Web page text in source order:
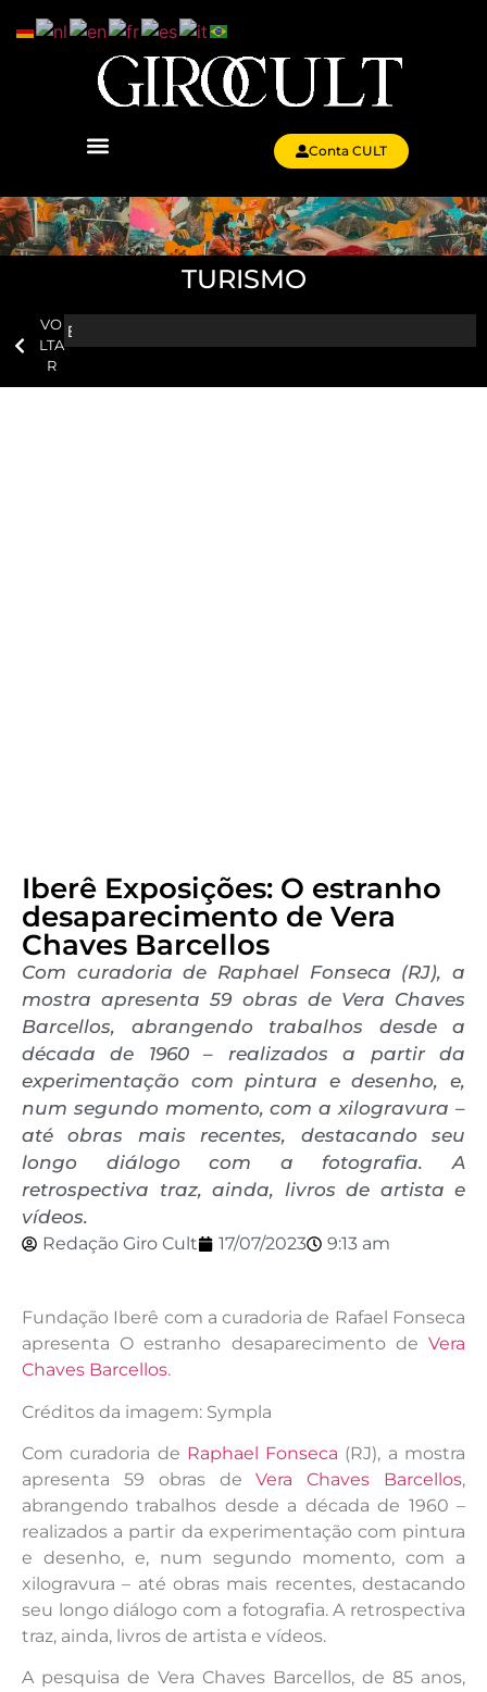
Conta CULT
TURISMO
VO
LTA
R
Iberê Exposições: O estranho
desaparecimento de Vera
Chaves Barcellos
Com curadoria de Raphael Fonseca (RJ), a
mostra apresenta 59 obras de Vera Chaves
Barcellos, abrangendo trabalhos desde a
década de 1960 – realizados a partir da
experimentação com pintura e desenho, e,
num segundo momento, com a xilogravura –
até obras mais recentes, destacando seu
longo diálogo com a fotografia. A
retrospectiva traz, ainda, livros de artista e
vídeos.
Redação Giro Cult 17/07/2023 9:13 am
Fundação Iberê com a curadoria de Rafael Fonseca
apresenta O estranho desaparecimento de Vera
Chaves Barcellos.
Créditos da imagem: Sympla
Com curadoria de Raphael Fonseca (RJ), a mostra
apresenta 59 obras deVera Chaves Barcellos,
abrangendo trabalhos desde a década de 1960 –
realizados a partir da experimentação com pintura
e desenho, e, num segundo momento, com a
xilogravura – até obras mais recentes, destacando
seu longo diálogo com a fotografia. A retrospectiva
traz, ainda, livros de artista e vídeos.
A pesquisa de Vera Chaves Barcellos, de 85 anos,